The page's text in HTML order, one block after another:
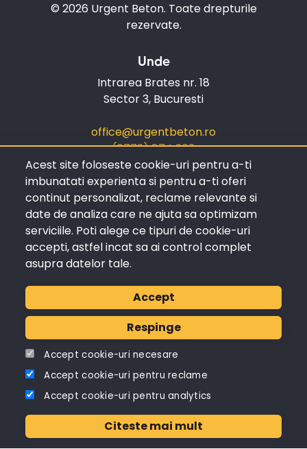
© 2026 Urgent Beton. Toate drepturile
rezervate.
Unde
Intrarea Brates nr. 18
Sector 3, Bucuresti
office@urgentbeton.ro
(0773) 874 368
Comanda
Beton Bucuresti
Beton Pantelimon
Beton Otopeni
Beton Chiajna
Beton Ilfov
Beton Ploiesti
Beton Constanta
Beton Brasov
Acest site foloseste cookie-uri pentru a-ti
imbunatati experienta si pentru a-ti oferi
continut personalizat, reclame relevante si
date de analiza care ne ajuta sa optimizam
serviciile. Poti alege ce tipuri de cookie-uri
accepti, astfel incat sa ai control complet
asupra datelor tale.
Accept
Respinge
Accept cookie-uri necesare
Accept cookie-uri pentru reclame
Accept cookie-uri pentru analytics
Citeste mai mult